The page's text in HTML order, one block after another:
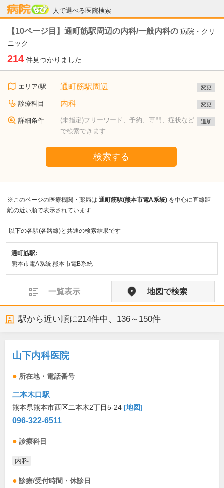
人で選べる医院検索
病院なび
【10ページ目】通町筋駅周辺の内科/一般内科の 病院・クリ
ニック
214 件見つかりました
エリア/駅 通町筋駅周辺 変更
診療科目 内科 変更
詳細条件
(未指定)フリーワード、予約、専門、症状など
で検索できます
追加
検索する
※このページの医療機関・薬局は 通町筋駅(熊本市電A系統) を中心に直線距
離の近い順で表示されています
以下の各駅(各路線)と共通の検索結果です
通町筋駅:
熊本市電A系統,熊本市電B系統
一覧表示 地図で検索
駅から近い順に214件中、 136～150件
山下内科医院
所在地・電話番号
二本木口駅
熊本県熊本市西区二本木2丁目5-24 [地図]
096-322-6511
診療科目
内科
診療/受付時間・休診日